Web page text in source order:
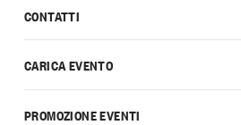
CONTATTI
CARICA EVENTO
PROMOZIONE EVENTI